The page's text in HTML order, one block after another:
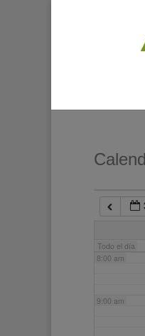
Todo el día
7:00 am
8:00 am
9:00 am